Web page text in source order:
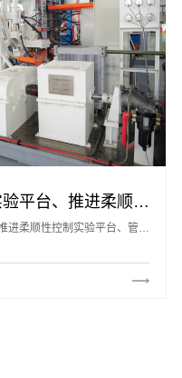
液压闭环驱动控制实验平台、推进柔顺性控制实验平台、管片安装多自由度机构实验平台
液压闭环驱动控制实验平台、推进柔顺性控制实验平台、管片安装多自由度机构实验平台